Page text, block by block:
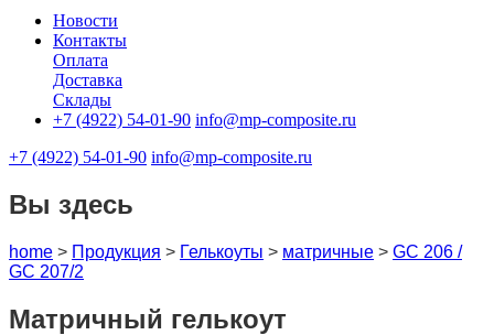
Новости
Контакты
Оплата
Доставка
Склады
+7 (4922) 54-01-90 info@mp-composite.ru
+7 (4922) 54-01-90 info@mp-composite.ru
Вы здесь
home > Продукция > Гелькоуты > матричные > GС 206 /
GC 207/2
Матричный гелькоут